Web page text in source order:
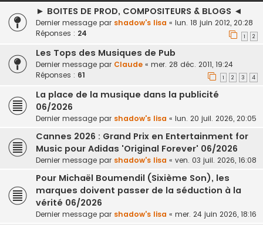
► BOITES DE PROD, COMPOSITEURS & BLOGS ◄
Dernier message par shadow's lisa « lun. 18 juin 2012, 20:28
Réponses : 24 1 2
Les Tops des Musiques de Pub
Dernier message par Claude « mer. 28 déc. 2011, 19:24
Réponses : 61 1 2 3 4
La place de la musique dans la publicité
06/2026
Dernier message par shadow's lisa « lun. 20 juil. 2026, 20:05
Cannes 2026 : Grand Prix en Entertainment for
Music pour Adidas 'Original Forever' 06/2026
Dernier message par shadow's lisa « ven. 03 juil. 2026, 16:08
Pour Michaël Boumendil (Sixième Son), les
marques doivent passer de la séduction à la
vérité 06/2026
Dernier message par shadow's lisa « mer. 24 juin 2026, 18:16